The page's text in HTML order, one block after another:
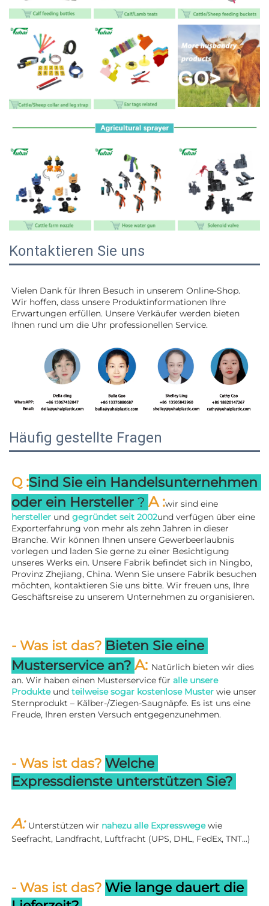
Kontaktieren Sie uns
Vielen Dank für Ihren Besuch in unserem Online-Shop.
Wir hoffen, dass unsere Produktinformationen Ihre
Erwartungen erfüllen. Unsere Verkäufer werden bieten
Ihnen rund um die Uhr professionellen Service.
Häufig gestellte Fragen
Q :Sind Sie ein Handelsunternehmen
oder ein Hersteller ? A :
hersteller und gegründet seit 2002und verfügen über eine
Exporterfahrung von mehr als zehn Jahren in dieser
Branche. Wir können Ihnen unsere Gewerbeerlaubnis
vorlegen und laden Sie gerne zu einer Besichtigung
unseres Werks ein. Unsere Fabrik befindet sich in Ningbo,
Provinz Zhejiang, China. Wenn Sie unsere Fabrik besuchen
möchten, kontaktieren Sie uns bitte. Wir freuen uns, Ihre
Geschäftsreise zu unserem Unternehmen zu organisieren.
- Was ist das? Bieten Sie eine
Musterservice an? A: Natürlich bieten wir dies
an. Wir haben einen Musterservice für alle unsere
Produkte und teilweise sogar kostenlose Muster wie unser
Sternprodukt – Kälber-/Ziegen-Saugnäpfe. Es ist uns eine
Freude, Ihren ersten Versuch entgegenzunehmen.
- Was ist das? Welche
Expressdienste unterstützen Sie?
A: Unterstützen wir nahezu alle Expresswege wie
Seefracht, Landfracht, Luftfracht (UPS, DHL, FedEx, TNT...)
- Was ist das? Wie lange dauert die